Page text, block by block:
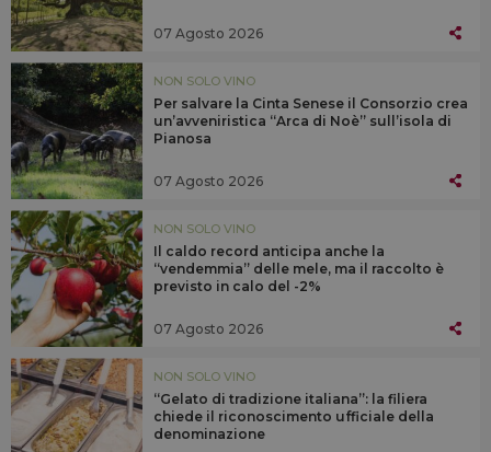
07 Agosto 2026
NON SOLO VINO
Per salvare la Cinta Senese il Consorzio crea
un’avveniristica “Arca di Noè” sull’isola di
Pianosa
07 Agosto 2026
NON SOLO VINO
Il caldo record anticipa anche la
“vendemmia” delle mele, ma il raccolto è
previsto in calo del -2%
07 Agosto 2026
NON SOLO VINO
“Gelato di tradizione italiana”: la filiera
chiede il riconoscimento ufficiale della
denominazione